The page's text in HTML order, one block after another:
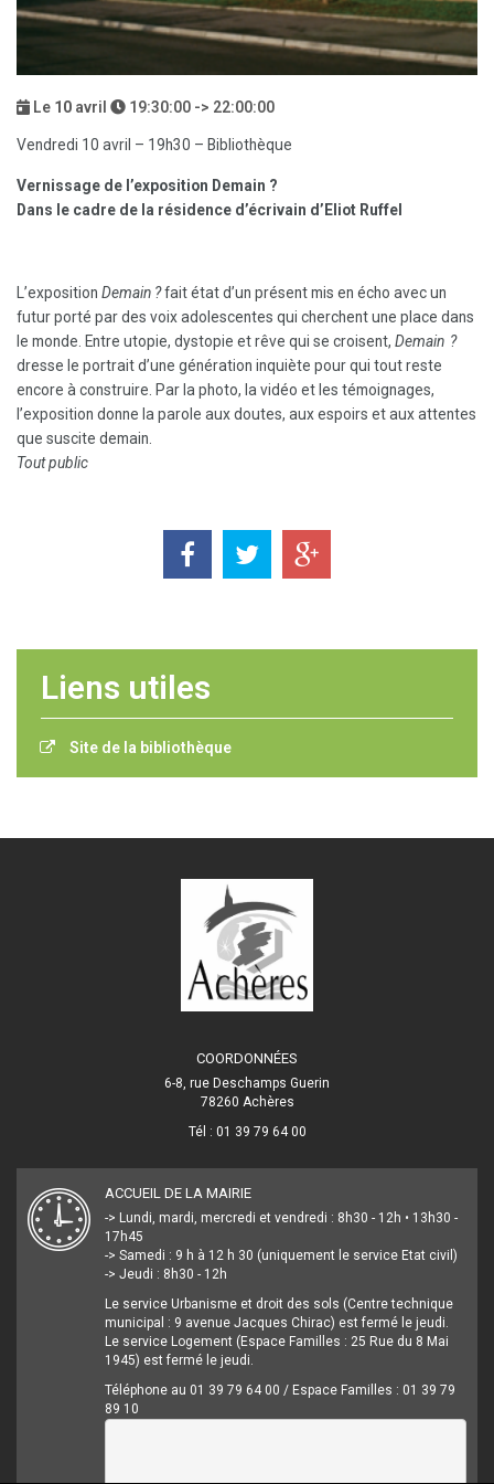
Le 10 avril 19:30:00 -> 22:00:00
Vendredi 10 avril – 19h30 – Bibliothèque
Vernissage de l’exposition Demain ?
Dans le cadre de la résidence d’écrivain d’Eliot Ruffel
L’exposition Demain ?fait état d’un présent mis en écho avec un
futur porté par des voix adolescentes qui cherchent une place dans
le monde. Entre utopie, dystopie et rêve qui se croisent, Demain ?
dresse le portrait d’une génération inquiète pour qui tout reste
encore à construire. Par la photo, la vidéo et les témoignages,
l’exposition donne la parole aux doutes, aux espoirs et aux attentes
que suscite demain.
Tout public
Liens utiles
Site de la bibliothèque
COORDONNÉES
6-8, rue Deschamps Guerin
78260 Achères
Tél : 01 39 79 64 00
ACCUEIL DE LA MAIRIE
-> Lundi, mardi, mercredi et vendredi : 8h30 - 12h • 13h30 -
17h45
-> Samedi : 9 h à 12 h 30 (uniquement le service Etat civil)
-> Jeudi : 8h30 - 12h
Le service Urbanisme et droit des sols (Centre technique
municipal : 9 avenue Jacques Chirac) est fermé le jeudi.
Le service Logement (Espace Familles : 25 Rue du 8 Mai
1945) est fermé le jeudi.
Téléphone au 01 39 79 64 00 / Espace Familles : 01 39 79
89 10